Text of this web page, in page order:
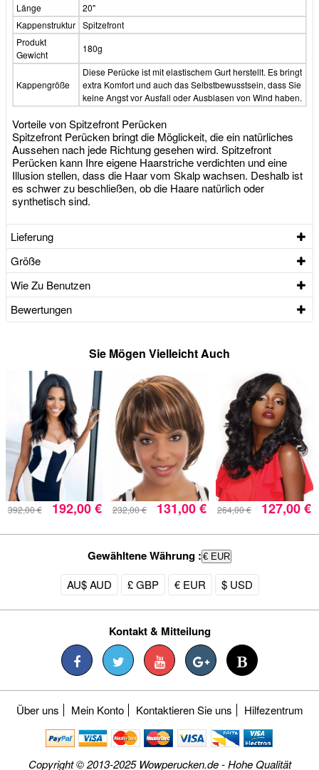
Länge
20"
Kappenstruktur Spitzefront
Produkt
Gewicht
180g
Kappengröße
Diese Perücke ist mit elastischem Gurt herstellt. Es bringt
extra Komfort und auch das Selbstbewusstsein, dass Sie
keine Angst vor Ausfall oder Ausblasen von Wind haben.
Vorteile von Spitzefront Perücken
Spitzefront Perücken bringt die Möglickeit, die ein natürliches
Aussehen nach jede Richtung gesehen wird. Spitzefront
Perücken kann Ihre eigene Haarstriche verdichten und eine
Illusion stellen, dass die Haar vom Skalp wachsen. Deshalb ist
es schwer zu beschließen, ob die Haare natürlich oder
synthetisch sind.
Lieferung
Größe
Wie Zu Benutzen
Bewertungen
Sie Mögen Vielleicht Auch
392,00 € 192,00 € 232,00 € 131,00 € 264,00 € 127,00 €
Gewähltene Währung : € EUR
AU$ AUD £ GBP € EUR $ USD
Kontakt & Mitteilung
Über uns Mein Konto Kontaktieren Sie uns Hilfezentrum
Copyright © 2013-2025 Wowperucken.de - Hohe Qualität